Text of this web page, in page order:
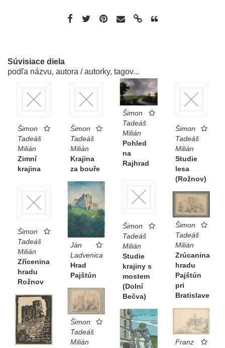
Súvisiace diela
podľa názvu, autora / autorky, tagov...
Šimon
Tadeáš
Milián
Zimní
krajina
Šimon
Tadeáš
Milián
Krajina
za bouře
Šimon
Tadeáš
Milián
Pohled
na
Rajhrad
Šimon
Tadeáš
Milián
Studie
lesa
(Rožnov)
Šimon
Tadeáš
Milián
Studie
krajiny s
mostem
(Dolní
Bečva)
Šimon
Tadeáš
Milián
Zřícenina
hradu
Rožnov
Ján
Ladvenica
Hrad
Pajštún
Šimon
Tadeáš
Milián
Zrúcanina
hradu
Pajštún
pri
Bratislave
Šimon
Tadeáš
Milián
Franz